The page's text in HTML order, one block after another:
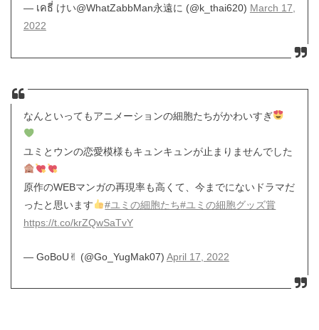
— เคธี่ けい@WhatZabbMan永遠に (@k_thai620) March 17,
2022
なんといってもアニメーションの細胞たちがかわいすぎ
ユミとウンの恋愛模様もキュンキュンが止まりませんでした
原作のWEBマンガの再現率も高くて、今までにないドラマだ
ったと思います
#ユミの細胞たち#ユミの細胞グッズ賞
https://t.co/krZQwSaTvY
— GoBoU✌︎ (@Go_YugMak07) April 17, 2022